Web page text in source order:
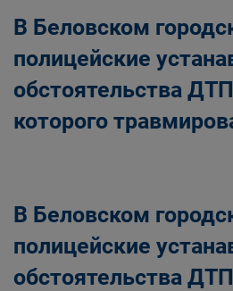
В Беловском
полицейские
обстоятельства
которого
В Беловском
полицейские
обстоятельства